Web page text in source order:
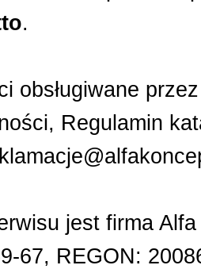
.
obsługiwane
, Regulamin
jest firma
67, REGON: